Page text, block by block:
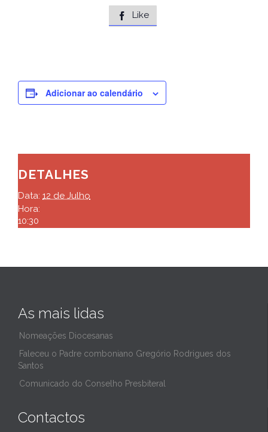
 Like
Adicionar ao calendário
DETALHES
Data: 12 de Julho
Hora:
10:30
As mais lidas
Nomeações Diocesanas
Faleceu o Padre comboniano Gregório Rodrigues dos
Santos
Comunicado do Conselho Presbiteral
Contactos